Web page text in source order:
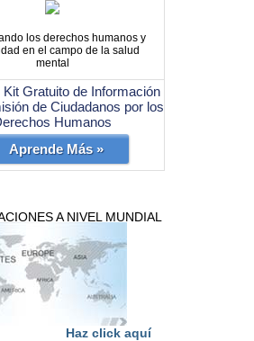
los derechos humanos y
en el campo de la salud
mental
Kit Gratuito de Información
de Ciudadanos por los
Humanos
Aprende Más »
A NIVEL MUNDIAL
Haz click aquí